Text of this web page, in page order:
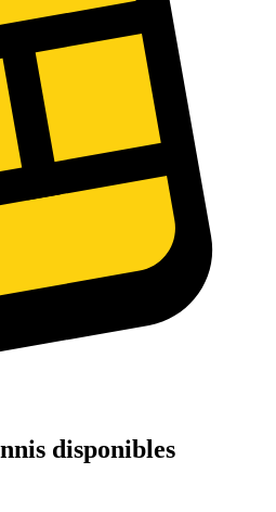
disponibles